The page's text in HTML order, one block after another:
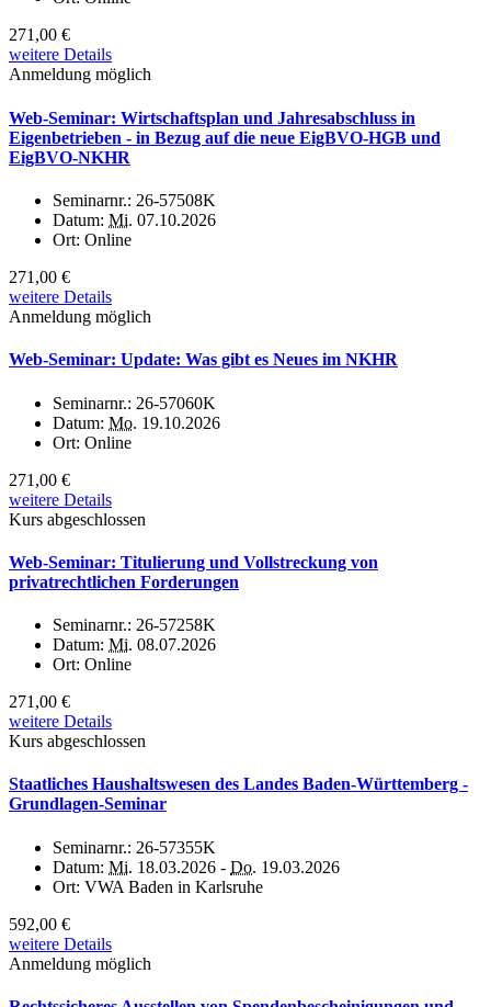
271,00 €
weitere Details
Anmeldung möglich
Web-Seminar: Wirtschaftsplan und Jahresabschluss in
Eigenbetrieben - in Bezug auf die neue EigBVO-HGB und
EigBVO-NKHR
Seminarnr.: 26-57508K
Datum: Mi. 07.10.2026
Ort: Online
271,00 €
weitere Details
Anmeldung möglich
Web-Seminar: Update: Was gibt es Neues im NKHR
Seminarnr.: 26-57060K
Datum: Mo. 19.10.2026
Ort: Online
271,00 €
weitere Details
Kurs abgeschlossen
Web-Seminar: Titulierung und Vollstreckung von
privatrechtlichen Forderungen
Seminarnr.: 26-57258K
Datum: Mi. 08.07.2026
Ort: Online
271,00 €
weitere Details
Kurs abgeschlossen
Staatliches Haushaltswesen des Landes Baden-Württemberg -
Grundlagen-Seminar
Seminarnr.: 26-57355K
Datum: Mi. 18.03.2026 - Do. 19.03.2026
Ort: VWA Baden in Karlsruhe
592,00 €
weitere Details
Anmeldung möglich